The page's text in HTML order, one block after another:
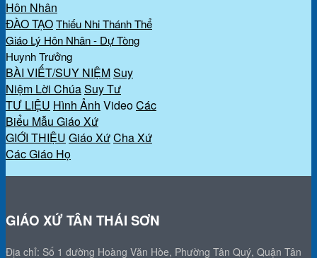
Hôn Nhân
ĐÀO TẠOThiếu Nhi Thánh Thể
Giáo Lý Hôn Nhân - Dự Tòng
Huynh Trưởng
BÀI VIẾT/SUY NIỆMSuy
Niệm Lời ChúaSuy Tư
TƯ LIỆU Hình Ảnh VideoCác
Biểu Mẫu Giáo Xứ
GIỚI THIỆU Giáo XứCha Xứ
Các Giáo Họ
GIÁO XỨ TÂN THÁI SƠN
Địa chỉ: Số 1 đường Hoàng Văn Hòe, Phường Tân Quý, Quận Tân